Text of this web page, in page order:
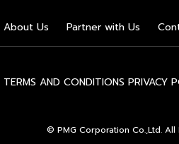
About Us Partner with Us
TERMS AND CONDITIONS PRIVACY
© PMG Corporation Co.,Ltd. All